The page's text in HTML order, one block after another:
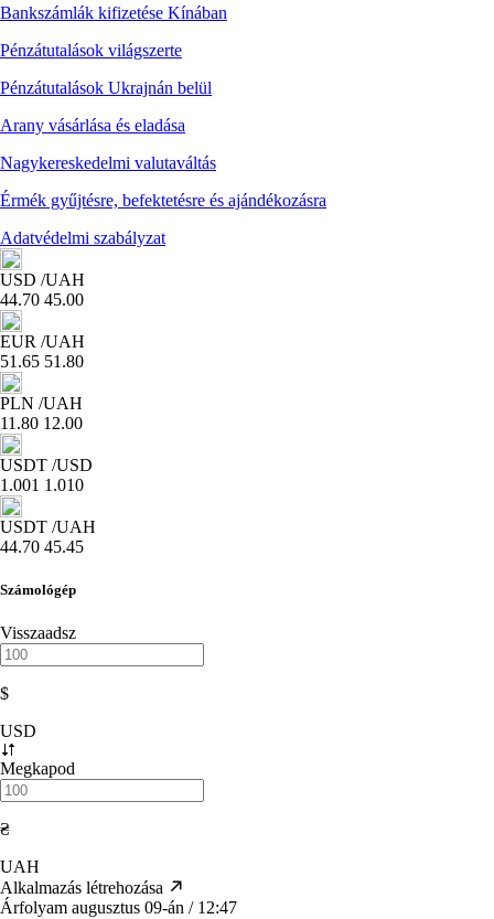
Bankszámlák kifizetése Kínában
Pénzátutalások világszerte
Pénzátutalások Ukrajnán belül
Arany vásárlása és eladása
Nagykereskedelmi valutaváltás
Érmék gyűjtésre, befektetésre és ajándékozásra
Adatvédelmi szabályzat
USD /UAH
44.70 45.00
EUR /UAH
51.65 51.80
PLN /UAH
11.80 12.00
USDT /USD
1.001 1.010
USDT /UAH
44.70 45.45
Számológép
Visszaadsz
$
USD
Megkapod
₴
UAH
Alkalmazás létrehozása
Árfolyam augusztus 09-án / 12:47